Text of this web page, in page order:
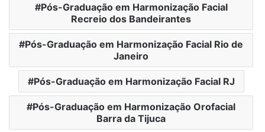
Pós-Graduação em Harmonização Facial
Recreio dos Bandeirantes
Pós-Graduação em Harmonização Facial Rio de
Janeiro
Pós-Graduação em Harmonização Facial RJ
Pós-Graduação em Harmonização Orofacial
Barra da Tijuca